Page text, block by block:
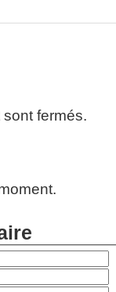
fermés.